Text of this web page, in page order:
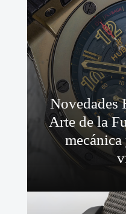
Novedades
Arte de la